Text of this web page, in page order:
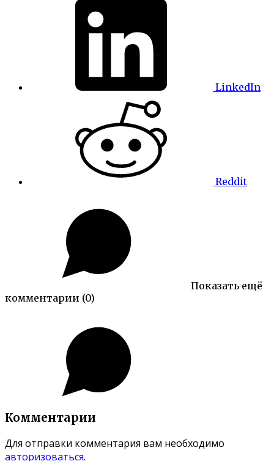
LinkedIn
Reddit
Показать ещё
комментарии (0)
Комментарии
Для отправки комментария вам необходимо
авторизоваться.